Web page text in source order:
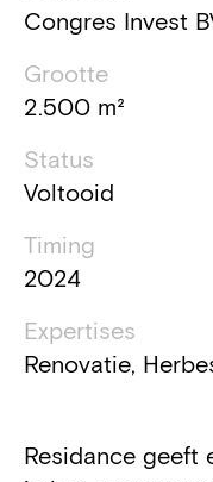
Congres Invest
Grootte
2.500 m²
Status
Voltooid
Timing
2024
Expertises
Renovatie,
Residance geeft